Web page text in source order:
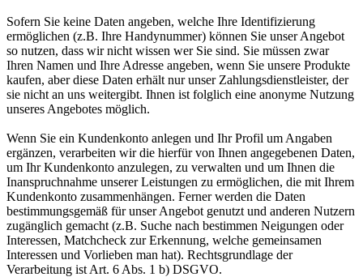
Sofern Sie keine Daten angeben, welche Ihre Identifizierung
ermöglichen (z.B. Ihre Handynummer) können Sie unser Angebot
so nutzen, dass wir nicht wissen wer Sie sind. Sie müssen zwar
Ihren Namen und Ihre Adresse angeben, wenn Sie unsere Produkte
kaufen, aber diese Daten erhält nur unser Zahlungsdienstleister, der
sie nicht an uns weitergibt. Ihnen ist folglich eine anonyme Nutzung
unseres Angebotes möglich.
Wenn Sie ein Kundenkonto anlegen und Ihr Profil um Angaben
ergänzen, verarbeiten wir die hierfür von Ihnen angegebenen Daten,
um Ihr Kundenkonto anzulegen, zu verwalten und um Ihnen die
Inanspruchnahme unserer Leistungen zu ermöglichen, die mit Ihrem
Kundenkonto zusammenhängen. Ferner werden die Daten
bestimmungsgemäß für unser Angebot genutzt und anderen Nutzern
zugänglich gemacht (z.B. Suche nach bestimmen Neigungen oder
Interessen, Matchcheck zur Erkennung, welche gemeinsamen
Interessen und Vorlieben man hat). Rechtsgrundlage der
Verarbeitung ist Art. 6 Abs. 1 b) DSGVO.